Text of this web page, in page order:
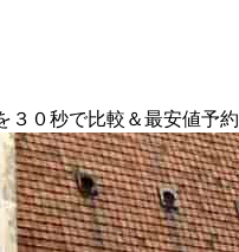
３０秒で比較＆最安値予約